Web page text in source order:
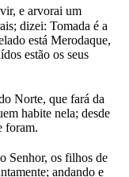
e arvorai um
dizei: Tomada é a
está Merodaque,
estão os seus
Norte, que fará da
habite nela; desde
foram.
Senhor, os filhos de
andando e